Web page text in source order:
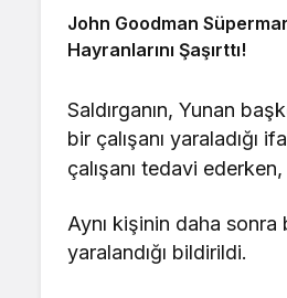
John Goodman
Hayranlarını Şaşırttı!
Saldırganın, Yunan
bir çalışanı yaraladığı
çalışanı tedavi
Aynı kişinin daha sonra
yaralandığı bildirildi.